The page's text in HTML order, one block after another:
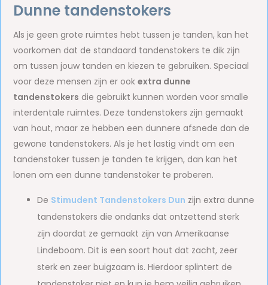
Dunne tandenstokers
Als je geen grote ruimtes hebt tussen je tanden, kan het
voorkomen dat de standaard tandenstokers te dik zijn
om tussen jouw tanden en kiezen te gebruiken. Speciaal
voor deze mensen zijn er ookextra dunne
tandenstokers die gebruikt kunnen worden voor smalle
interdentale ruimtes. Deze tandenstokers zijn gemaakt
van hout, maar ze hebben een dunnere afsnede dan de
gewone tandenstokers. Als je het lastig vindt om een
tandenstoker tussen je tanden te krijgen, dan kan het
lonen om een dunne tandenstoker te proberen.
De Stimudent Tandenstokers Dun zijn extra dunne
tandenstokers die ondanks dat ontzettend sterk
zijn doordat ze gemaakt zijn van Amerikaanse
Lindeboom. Dit is een soort hout dat zacht, zeer
sterk en zeer buigzaam is. Hierdoor splintert de